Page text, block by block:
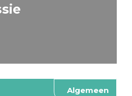
Algemeen